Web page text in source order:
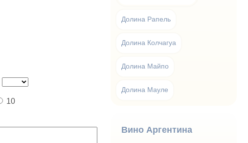
10
Долина Рапель
Долина Колчагуа
Долина Майпо
Долина Мауле
Вино Аргентина